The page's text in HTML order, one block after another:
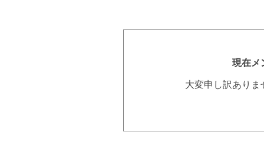
現在メ
大変申し訳あり